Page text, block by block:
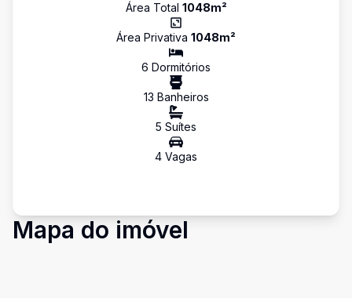
Área Total 1048m²
Área Privativa 1048m²
6 Dormitórios
13 Banheiros
5 Suítes
4 Vagas
Mapa do imóvel